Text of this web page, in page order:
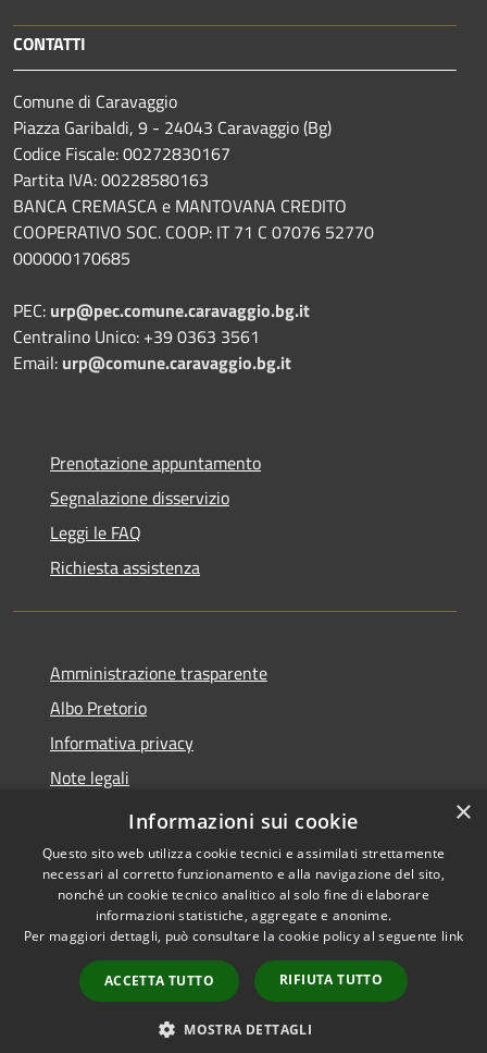
CONTATTI
Comune di Caravaggio
Piazza Garibaldi, 9 - 24043 Caravaggio (Bg)
Codice Fiscale: 00272830167
Partita IVA: 00228580163
BANCA CREMASCA e MANTOVANA CREDITO
COOPERATIVO SOC. COOP: IT 71 C 07076 52770
000000170685
PEC: urp@pec.comune.caravaggio.bg.it
Centralino Unico: +39 0363 3561
Email: urp@comune.caravaggio.bg.it
Prenotazione appuntamento
Segnalazione disservizio
Leggi le FAQ
Richiesta assistenza
Amministrazione trasparente
Albo Pretorio
Informativa privacy
Note legali
Dichiarazione di accessibilità
Accessibilità
Copyright © 2026 • Comune di
Caravaggio • Powered by
Municipium•
Accesso
redazione
×
Informazioni sui cookie
Questo sito web utilizza cookie tecnici e assimilati strettamente
necessari al corretto funzionamento e alla navigazione del sito,
nonché un cookie tecnico analitico al solo fine di elaborare
informazioni statistiche, aggregate e anonime.
Per maggiori dettagli, può consultare la cookie policy al seguente link
ACCETTA TUTTO RIFIUTA TUTTO
MOSTRA DETTAGLI